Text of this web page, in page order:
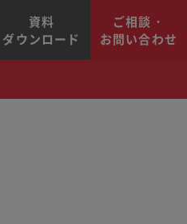
資料
ダウンロード
ご相談・
お問い合わせ